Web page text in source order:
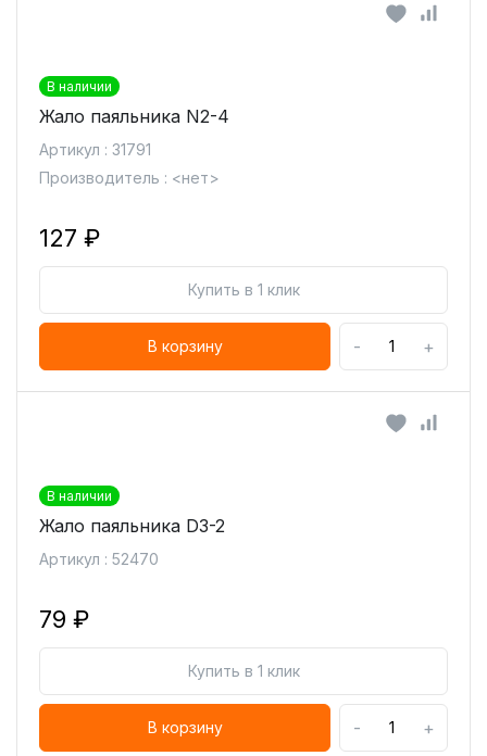
В наличии
Жало паяльника N2-4
Артикул : 31791
Производитель : <нет>
127 ₽
Купить в 1 клик
В корзину - +
В наличии
Жало паяльника D3-2
Артикул : 52470
79 ₽
Купить в 1 клик
В корзину - +